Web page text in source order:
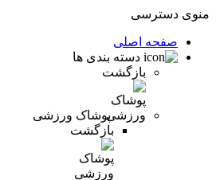
منوی دسترسی
صفحه اصلی
دسته بندی ها
بازگشت
پوشاک ورزشی
بازگشت